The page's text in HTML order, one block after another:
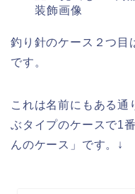
釣り針のケース２つ目
です。
これは名前にもある通
ぶタイプのケースで1
んのケース」です。↓